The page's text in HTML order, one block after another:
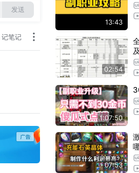
发送
记笔记
13:43
02:54
1:07:50
07:53